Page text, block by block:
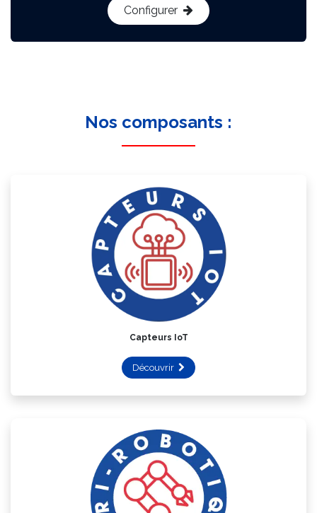
Configurer
Nos composants :
Capteurs IoT
Découvrir